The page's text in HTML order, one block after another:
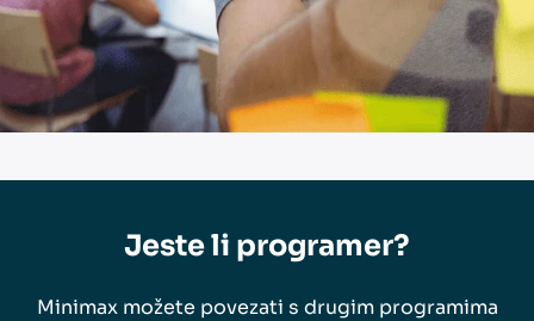
Jeste li programer?
Minimax možete povezati s drugim programima